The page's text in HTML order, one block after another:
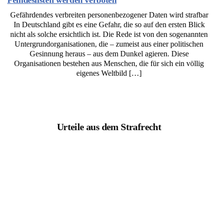
Gefährdendes verbreiten personenbezogener Daten wird strafbar
In Deutschland gibt es eine Gefahr, die so auf den ersten Blick
nicht als solche ersichtlich ist. Die Rede ist von den sogenannten
Untergrundorganisationen, die – zumeist aus einer politischen
Gesinnung heraus – aus dem Dunkel agieren. Diese
Organisationen bestehen aus Menschen, die für sich ein völlig
eigenes Weltbild […]
Urteile aus dem Strafrecht